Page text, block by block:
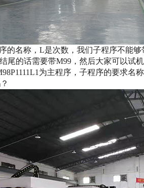
的名称，L是次数，我们子程序不能
尾的话需要带M99，然后大家可以试
为主程序，子程序的要求名